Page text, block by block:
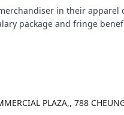
in their apparel
package and fringe
PLAZA,, 788